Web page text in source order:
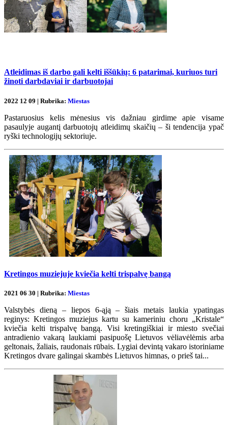
Atleidimas iš darbo gali kelti iššūkių: 6 patarimai, kuriuos turi
žinoti darbdaviai ir darbuotojai
2022 12 09 | Rubrika: Miestas
Pastaruosius kelis mėnesius vis dažniau girdime apie visame
pasaulyje augantį darbuotojų atleidimų skaičių – ši tendencija ypač
ryški technologijų sektoriuje.
Kretingos muziejuje kviečia kelti trispalvę bangą
2021 06 30 | Rubrika: Miestas
Valstybės dieną – liepos 6-ąją – šiais metais laukia ypatingas
reginys: Kretingos muziejus kartu su kameriniu choru „Kristale“
kviečia kelti trispalvę bangą. Visi kretingiškiai ir miesto svečiai
antradienio vakarą laukiami pasipuošę Lietuvos vėliavėlėmis arba
geltonais, žaliais, raudonais rūbais. Lygiai devintą vakaro istoriniame
Kretingos dvare galingai skambės Lietuvos himnas, o prieš tai...